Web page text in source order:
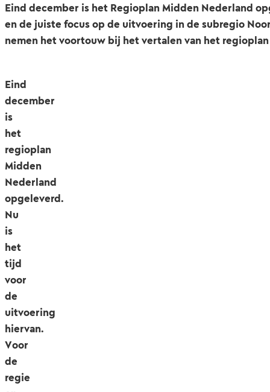
Eind december is het Regioplan Midden Nederland
en de juiste focus op de uitvoering in de subregio
nemen het voortouw bij het vertalen van het
Eind
december
is
het
regioplan
Midden
Nederland
opgeleverd.
Nu
is
het
tijd
voor
de
uitvoering
hiervan.
Voor
de
regie